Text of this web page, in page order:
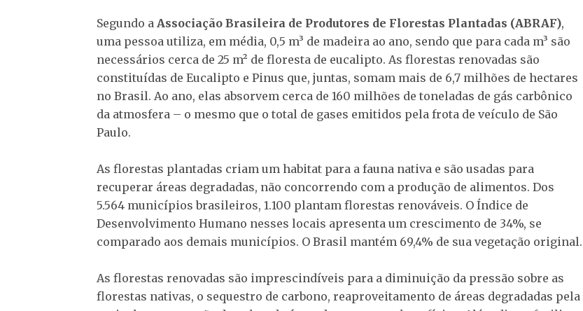
Segundo a Associação Brasileira de Produtores de Florestas Plantadas (ABRAF),
uma pessoa utiliza, em média, 0,5 m³ de madeira ao ano, sendo que para cada m³ são
necessários cerca de 25 m² de floresta de eucalipto. As florestas renovadas são
constituídas de Eucalipto e Pinus que, juntas, somam mais de 6,7 milhões de hectares
no Brasil. Ao ano, elas absorvem cerca de 160 milhões de toneladas de gás carbônico
da atmosfera – o mesmo que o total de gases emitidos pela frota de veículo de São
Paulo.
As florestas plantadas criam um habitat para a fauna nativa e são usadas para
recuperar áreas degradadas, não concorrendo com a produção de alimentos. Dos
5.564 municípios brasileiros, 1.100 plantam florestas renováveis. O Índice de
Desenvolvimento Humano nesses locais apresenta um crescimento de 34%, se
comparado aos demais municípios. O Brasil mantém 69,4% de sua vegetação original.
As florestas renovadas são imprescindíveis para a diminuição da pressão sobre as
florestas nativas, o sequestro de carbono, reaproveitamento de áreas degradadas pela